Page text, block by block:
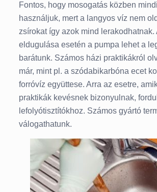
Fontos, hogy mosogatás közben
használjuk, mert a langyos víz nem
zsírokat így azok mind lerakodhatnak.
eldugulása esetén a pumpa lehet a
barátunk. Számos házi praktikákról
már, mint pl. a szódabikarbóna ecet
forróvíz együttese. Arra az esetre,
praktikák kevésnek bizonyulnak,
lefolyótisztítókhoz. Számos gyártó
válogathatunk.